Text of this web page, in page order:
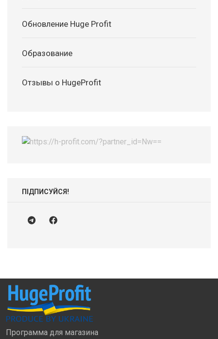
Обновление Huge Profit
Образование
Отзывы о HugeProfit
ПІДПИСУЙСЯ!
Программа для магазина